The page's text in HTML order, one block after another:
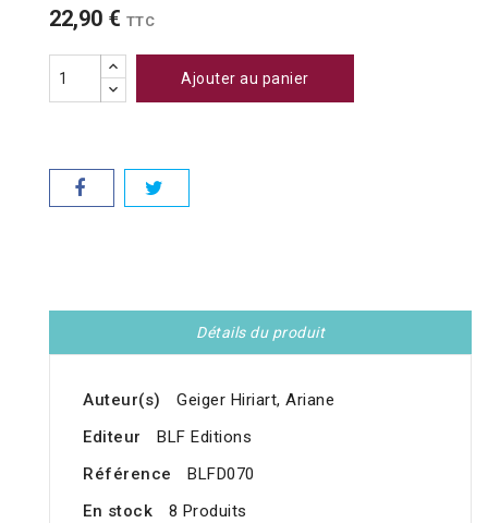
22,90 € TTC
Ajouter au panier
Détails du produit
Auteur(s)
Geiger Hiriart, Ariane
Editeur
BLF Editions
Référence
BLFD070
En stock
8 Produits